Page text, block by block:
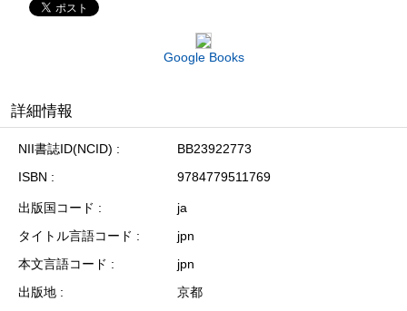
Google Books
詳細情報
NII書誌ID(NCID)
BB23922773
ISBN
9784779511769
出版国コード
ja
タイトル言語コード
jpn
本文言語コード
jpn
出版地
京都